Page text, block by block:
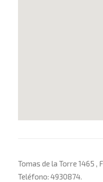
Tomas de la Torre 1465 ,
Teléfono: 4930874.